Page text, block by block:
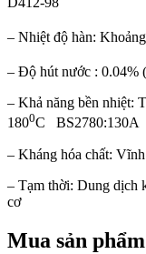
– Nhiệt độ hàn:
– Độ hút nước : 0.04%
– Khả năng bền nhiệt:
1800C BS2780:130A
– Kháng hóa chất:
– Tạm thời: Dung dịch
cơ
Mua sản